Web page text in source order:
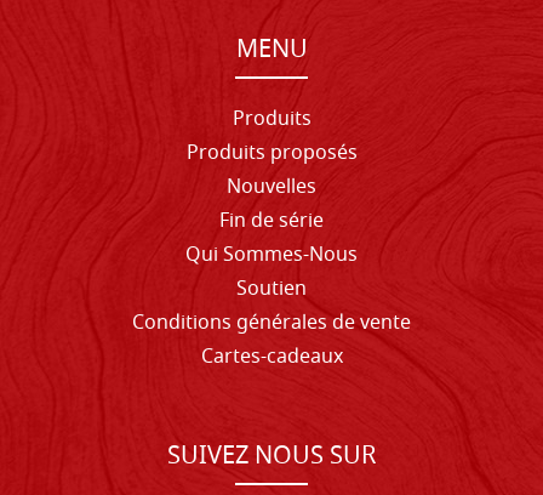
MENU
Produits
Produits proposés
Nouvelles
Fin de série
Qui Sommes-Nous
Soutien
Conditions générales de vente
Cartes-cadeaux
SUIVEZ NOUS SUR